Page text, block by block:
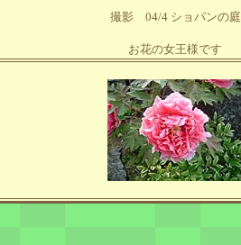
撮影 04/4 ショパンの庭
お花の女王様です